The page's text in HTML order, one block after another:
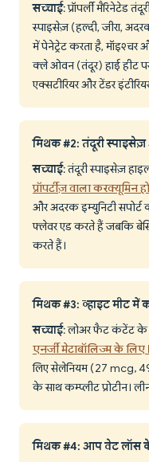
सच्चाई: प्रॉपर्ली मैरिनेटेड
स्पाइसेज़ (हल्दी, जीरा,
में पेनेट्रेट करता है, मॉइश्चर
क्ले ओवन (तंदूर) हाई हीट
एक्सटीरियर और टेंडर
मिथक #2: तंदूरी
सच्चाई: तंदूरी स्पाइसेज़
प्रॉपर्टीज़ वाला करक्यूमिन
और अदरक इम्युनिटी सपोर्ट
फ्लेवर एड करते हैं जबकि
करते हैं।
मिथक #3: व्हाइट मीट में
सच्चाई: लोअर फैट कंटेंट के
एनर्जी मेटाबॉलिज्म के लिए
लिए सेलेनियम (27 mcg,
के साथ कम्प्लीट प्रोटीन।
मिथक #4: आप वेट लॉस